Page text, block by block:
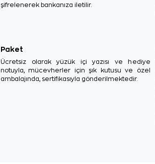
şifrelenerek bankanıza iletilir.
Paket
Ücretsiz olarak yüzük içi yazısı ve hediye
notuyla, mücevherler için şık kutusu ve özel
ambalajında, sertifikasıyla gönderilmektedir.